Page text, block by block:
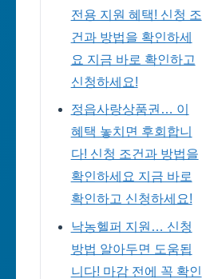
전용 지원 혜택! 신청 조
건과 방법을 확인하세
요 지금 바로 확인하고
신청하세요!
정읍사랑상품권… 이
혜택 놓치면 후회합니
다! 신청 조건과 방법을
확인하세요 지금 바로
확인하고 신청하세요!
낙농헬퍼 지원… 신청
방법 알아두면 도움됩
니다! 마감 전에 꼭 확인